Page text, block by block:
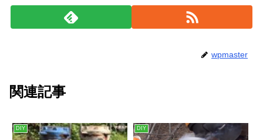
wpmaster
関連記事
DIY DIY